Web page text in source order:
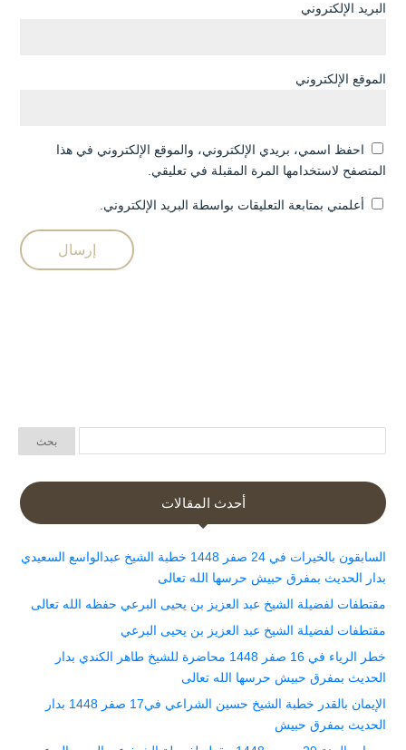
البريد الإلكتروني
الموقع الإلكتروني
احفظ اسمي، بريدي الإلكتروني، والموقع الإلكتروني في هذا
المتصفح لاستخدامها المرة المقبلة في تعليقي.
أعلمني بمتابعة التعليقات بواسطة البريد الإلكتروني.
أحدث المقالات
السابقون بالخيرات في 24 صفر 1448 خطبة الشيخ عبدالواسع السعيدي
بدار الحديث بمفرق حبيش حرسها الله تعالى
مقتطفات لفضيلة الشيخ عبد العزيز بن يحيى البرعي حفظه الله تعالى
مقتطفات لفضيلة الشيخ عبد العزيز بن يحيى البرعي
خطر الرياء في 16 صفر 1448 محاضرة للشيخ طاهر الكندي بدار
الحديث بمفرق حبيش حرسها الله تعالى
الإيمان بالقدر خطبة الشيخ حسين الشراعي في17 صفر 1448 بدار
الحديث بمفرق حبيش